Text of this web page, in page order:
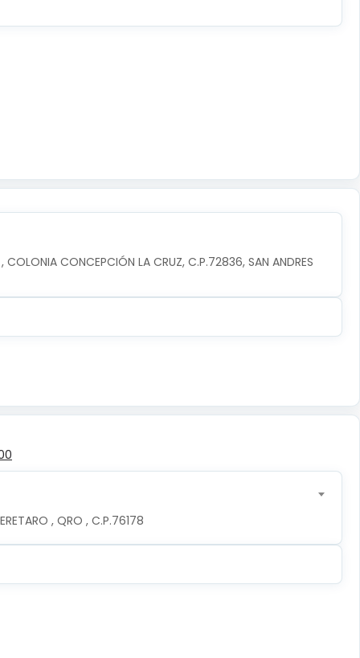
COLONIA CONCEPCIÓN LA CRUZ, C.P.72836, SAN ANDRES
, QRO , C.P.76178